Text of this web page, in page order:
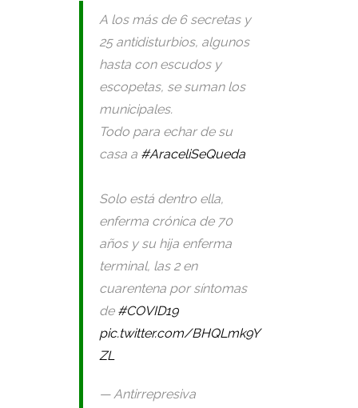
A los más de 6 secretas y
25 antidisturbios, algunos
hasta con escudos y
escopetas, se suman los
municipales.
Todo para echar de su
casa a #AraceliSeQueda
Solo está dentro ella,
enferma crónica de 70
años y su hija enferma
terminal, las 2 en
cuarentena por síntomas
de #COVID19
pic.twitter.com/BHQLmk9Y
ZL
— Antirrepresiva